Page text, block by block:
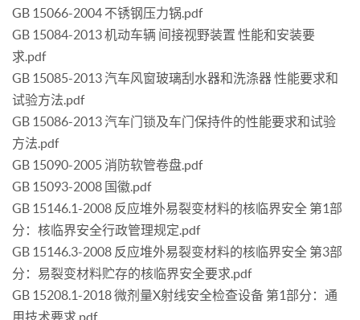
GB 15066-2004 不锈钢压力锅.pdf
GB 15084-2013 机动车辆 间接视野装置 性能和安装要
求.pdf
GB 15085-2013 汽车风窗玻璃刮水器和洗涤器 性能要求和
试验方法.pdf
GB 15086-2013 汽车门锁及车门保持件的性能要求和试验
方法.pdf
GB 15090-2005 消防软管卷盘.pdf
GB 15093-2008 国徽.pdf
GB 15146.1-2008 反应堆外易裂变材料的核临界安全 第1部
分：核临界安全行政管理规定.pdf
GB 15146.3-2008 反应堆外易裂变材料的核临界安全 第3部
分：易裂变材料贮存的核临界安全要求.pdf
GB 15208.1-2018 微剂量X射线安全检查设备 第1部分：通
用技术要求.pdf